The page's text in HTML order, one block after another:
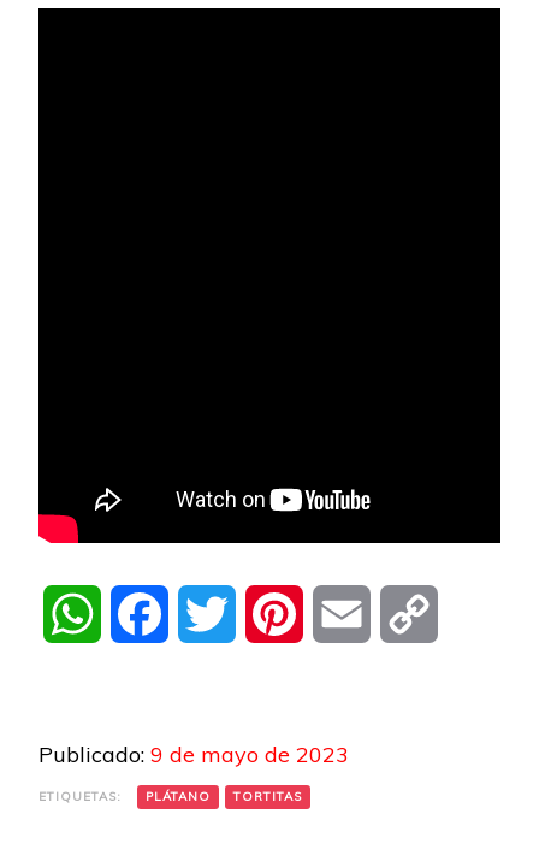
WhatsAppFacebook Twitter Pinterest Email
Publicado: 9 de mayo de 2023
ETIQUETAS: PLÁTANO TORTITAS